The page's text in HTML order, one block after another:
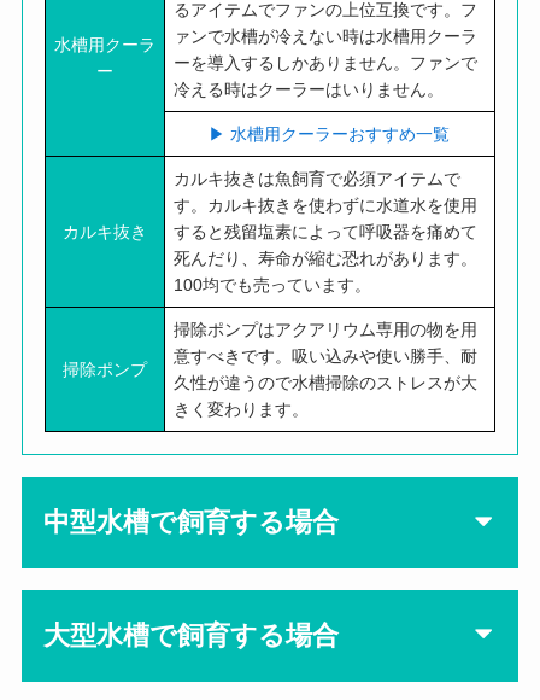
水槽用クーラ
ー
るアイテムでファンの上位互換です。フ
ァンで水槽が冷えない時は水槽用クーラ
ーを導入するしかありません。ファンで
冷える時はクーラーはいりません。
▶︎ 水槽用クーラーおすすめ一覧
カルキ抜き
カルキ抜きは魚飼育で必須アイテムで
す。カルキ抜きを使わずに水道水を使用
すると残留塩素によって呼吸器を痛めて
死んだり、寿命が縮む恐れがあります。
100均でも売っています。
掃除ポンプ
掃除ポンプはアクアリウム専用の物を用
意すべきです。吸い込みや使い勝手、耐
久性が違うので水槽掃除のストレスが大
きく変わります。
中型水槽で飼育する場合
大型水槽で飼育する場合